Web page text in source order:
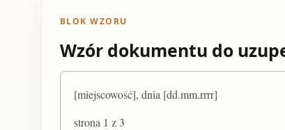
BLOK WZORU
Wzór dokumentu do
[miejscowość], dnia [dd.mm.rrrr]
strona 1 z 3